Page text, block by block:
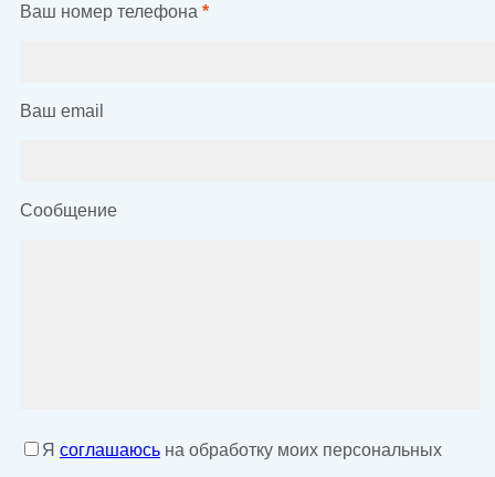
Ваш номер телефона *
Ваш email
Сообщение
Я соглашаюсь на обработку моих персональных